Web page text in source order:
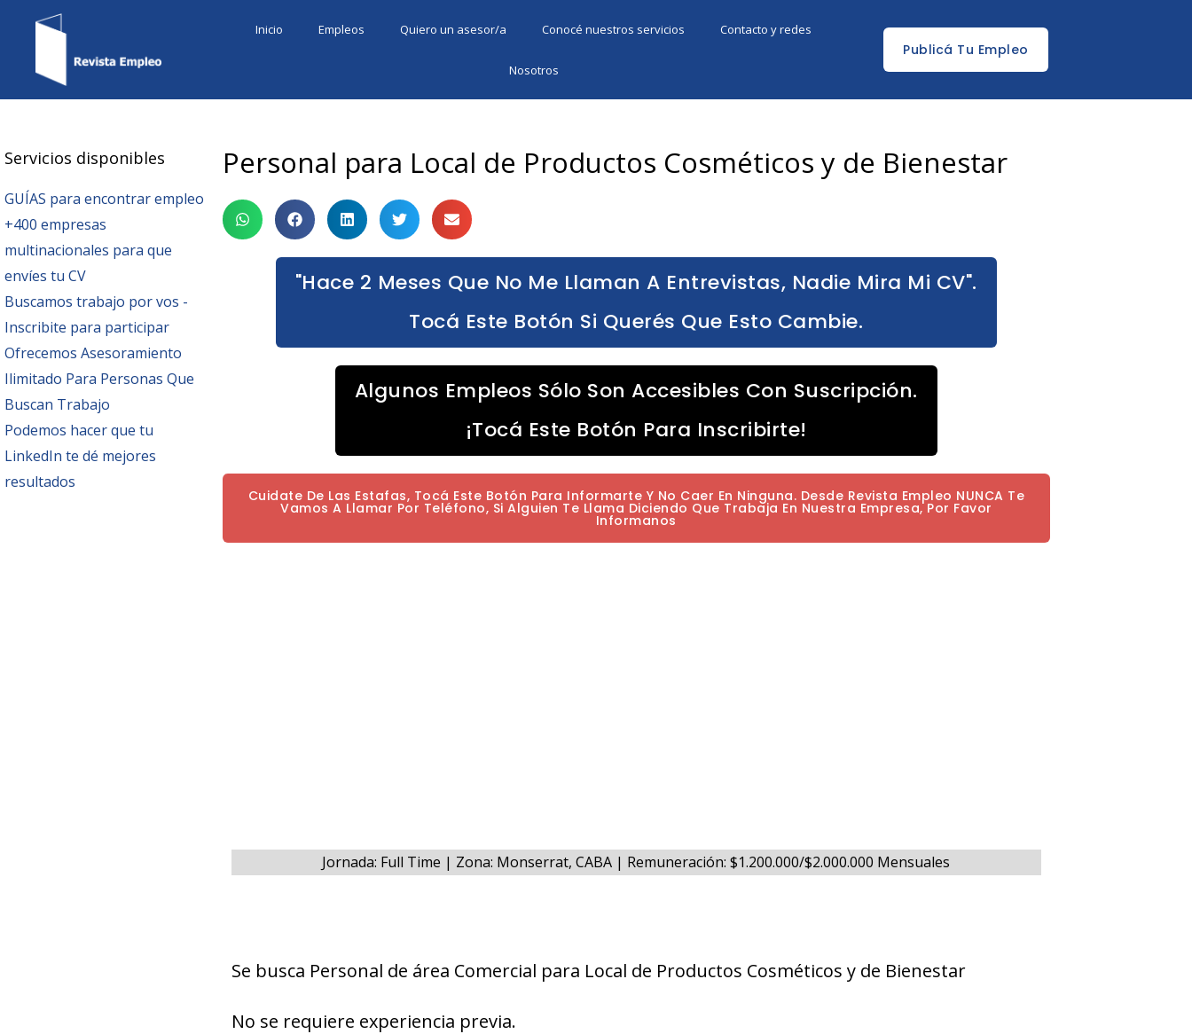
Inicio Empleos Quiero un asesor/a Conocé nuestros servicios Contacto y redes
Nosotros
Publicá Tu Empleo
Servicios disponibles
GUÍAS para encontrar empleo
+400 empresas
multinacionales para que
envíes tu CV
Buscamos trabajo por vos -
Inscribite para participar
Ofrecemos Asesoramiento
Ilimitado Para Personas Que
Buscan Trabajo
Podemos hacer que tu
LinkedIn te dé mejores
resultados
Personal para Local de Productos Cosméticos y de Bienestar
"Hace 2 Meses Que No Me Llaman A Entrevistas, Nadie Mira Mi CV".
Tocá Este Botón Si Querés Que Esto Cambie.
Algunos Empleos Sólo Son Accesibles Con Suscripción.
¡Tocá Este Botón Para Inscribirte!
Cuidate De Las Estafas, Tocá Este Botón Para Informarte Y No Caer En Ninguna. Desde Revista Empleo NUNCA Te
Vamos A Llamar Por Teléfono, Si Alguien Te Llama Diciendo Que Trabaja En Nuestra Empresa, Por Favor
Informanos
Jornada: Full Time | Zona: Monserrat, CABA | Remuneración: $1.200.000/$2.000.000 Mensuales
Se busca Personal de área Comercial para Local de Productos Cosméticos y de Bienestar
No se requiere experiencia previa.